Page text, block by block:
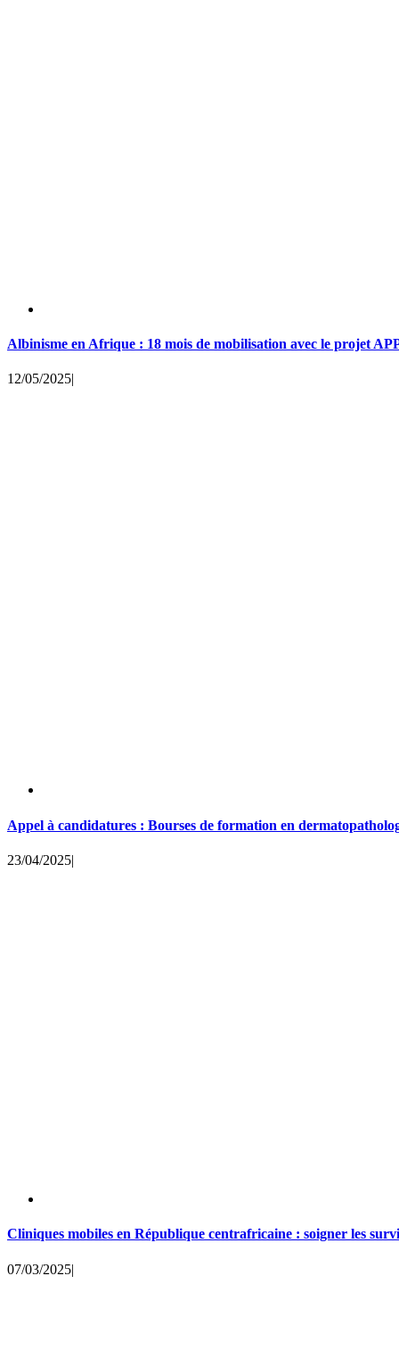
Albinisme en Afrique : 18 mois de mobilisation avec le projet
12/05/2025|
Appel à candidatures : Bourses de formation en
23/04/2025|
Cliniques mobiles en République centrafricaine : soigner les
07/03/2025|